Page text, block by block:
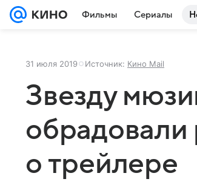
Фильмы Сериалы
31 июля 2019 Источник: Кино Mail
Звезду
обрадовали
о трейлере